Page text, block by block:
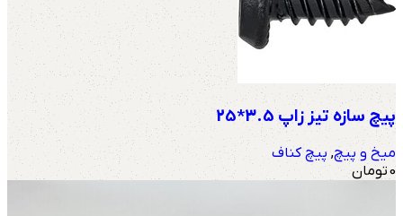
پیچ سازه تیز زاپ 3.5*25
میخ و پیچ, پیچ کناف
0تومان